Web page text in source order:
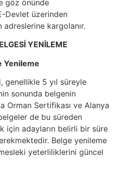
göz önünde
Devlet üzerinden
kargolanır.
YENİLEME
Yenileme
genellikle 5 yıl süreyle
sonunda belgenin
Orman Sertifikası ve Alanya
de bu süreden
için adayların belirli bir süre
Belge yenileme
yeterliliklerini güncel